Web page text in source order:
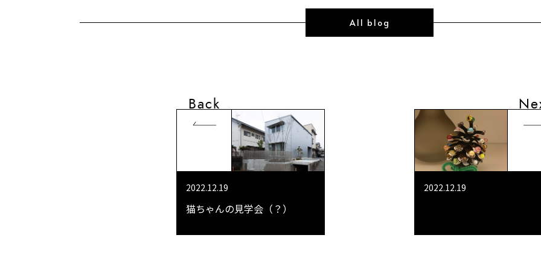
All blog
Back
2022.12.19
猫ちゃんの見学会（？）
2022.12.19